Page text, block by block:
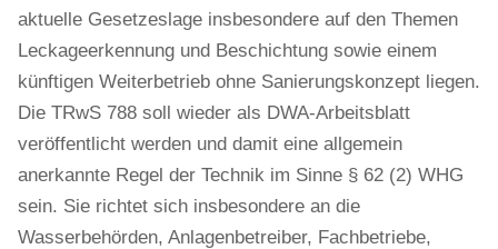
aktuelle Gesetzeslage insbesondere auf den Themen
Leckageerkennung und Beschichtung sowie einem
künftigen Weiterbetrieb ohne Sanierungskonzept liegen.
Die TRwS 788 soll wieder als DWA-Arbeitsblatt
veröffentlicht werden und damit eine allgemein
anerkannte Regel der Technik im Sinne § 62 (2) WHG
sein. Sie richtet sich insbesondere an die
Wasserbehörden, Anlagenbetreiber, Fachbetriebe,